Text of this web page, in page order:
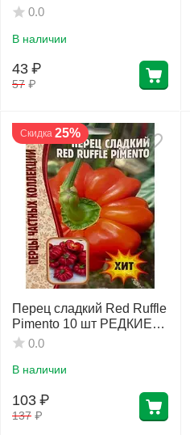
ВЫГОДНО
0.0
В наличии
57 ₽
43 ₽
Скидка 25%
Перец сладкий Red Ruffle
Pimento 10 шт РЕДКИЕ
СЕМЕНА
0.0
В наличии
137 ₽
103 ₽